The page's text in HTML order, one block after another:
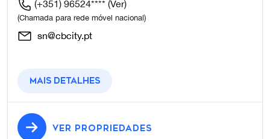
(+351) 96524**** (Ver)
(Chamada para rede móvel nacional)
sn@cbcity.pt
Mais detalhes
VER PROPRIEDADES